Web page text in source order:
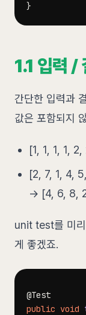
}
1.1 입력 /
간단한 입력과
값은 포함되지
[1, 1, 1, 1,
[2, 7, 1, 4,
-> [4, 6, 8,
unit test를 미리
게 좋겠죠.
@Test
public void